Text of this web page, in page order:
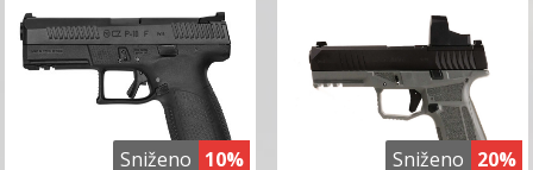
Sniženo 10% Sniženo 20%